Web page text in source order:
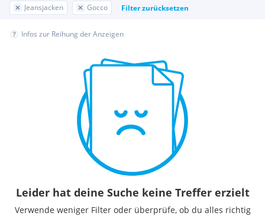
Jeansjacken Gocco Filter zurücksetzen
Infos zur Reihung der Anzeigen
Leider hat deine Suche keine Treffer erzielt
Verwende weniger Filter oder überprüfe, ob du alles richtig